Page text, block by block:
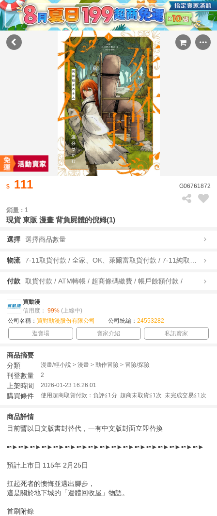
111 G06761872
銷量 : 1
現貨 東販 漫畫 背負屍體的倪姆(1)
選擇 選擇商品數量
物流
付款 取貨付款 / ATM轉帳 / 超商條碼繳費 / 帳戶餘額付款 /
買動漫
信用度： 99% (上線中)
公司名稱： 買對動漫股份有限公司 公司統編： 24553282
逛賣場
賣家介紹 私訊賣家
商品摘要
分類
漫畫/輕小說 > 漫畫 > 動作冒險 > 冒險/探險
刊登數量 2
上架時間 2026-01-23 16:26:01
購買條件 使用超商取貨付款：負評≦1分 超商未取貨≦1次 未完成交易≦1次
商品詳情
目前暫以日文版書封替代，一有中文版封面立即替換
▪▫►▪▫►▪▫►▪▫►▪▫►▪▫►▪▫►▪▫►▪▫►▪▫►▪▫►▪▫►▪▫►▪▫►▪▫►▪▫►▪▫►
預計上市日 115年 2月25日
扛起死者的懊悔並邁出腳步，
這是關於地下城的「遺體回收屋」物語。
首刷附錄